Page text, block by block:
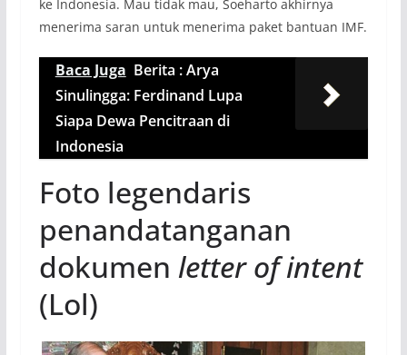
ke Indonesia. Mau tidak mau, Soeharto akhirnya
menerima saran untuk menerima paket bantuan IMF.
Baca Juga Berita : Arya
Sinulingga: Ferdinand Lupa
Siapa Dewa Pencitraan di
Indonesia
Foto legendaris
penandatanganan
dokumen letter of intent
(Lol)